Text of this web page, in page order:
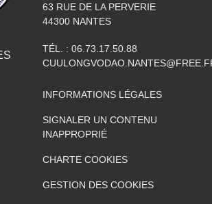
63 RUE DE LA PERVERIE
44300 NANTES
TÉL. : 06.73.17.50.88
INFORMATIONS LÉGALES
SIGNALER UN CONTENU
INAPPROPRIÉ
CHARTE COOKIES
GESTION DES COOKIES